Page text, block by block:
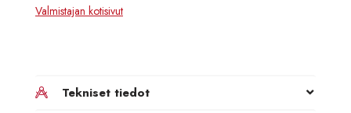
Valmistajan kotisivut
Tekniset tiedot